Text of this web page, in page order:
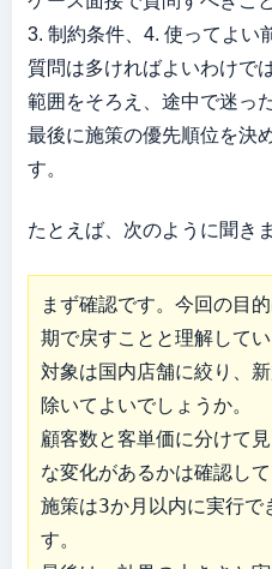
3. 制約条件、4. 使ってよい
質問は多ければよいわけで
範囲をそろえ、途中で迷っ
最後に施策の優先順位を決
す。
たとえば、次のように聞きま
まず確認です。今回の目
期で戻すことと理解してい
対象は国内店舗に絞り、
除いてよいでしょうか。
顧客数と客単価に分けて
な変化があるかは確認して
施策は3か月以内に実行で
す。